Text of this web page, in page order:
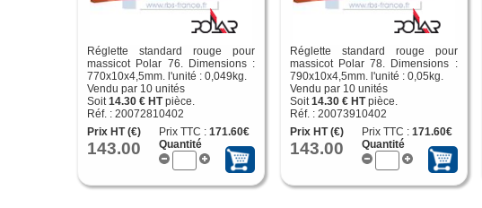
Réglette standard rouge pour
massicot Polar 76. Dimensions :
770x10x4,5mm. l'unité : 0,049kg.
Vendu par 10 unités
Soit14.30 € HTpièce.
Réf. : 20072810402
Prix HT (€)
143.00
Prix TTC :171.60€
Quantité
Réglette standard rouge pour
massicot Polar 78. Dimensions :
790x10x4,5mm. l'unité : 0,05kg.
Vendu par 10 unités
Soit14.30 € HTpièce.
Réf. : 20073910402
Prix HT (€)
143.00
Prix TTC : 171.60€
Quantité